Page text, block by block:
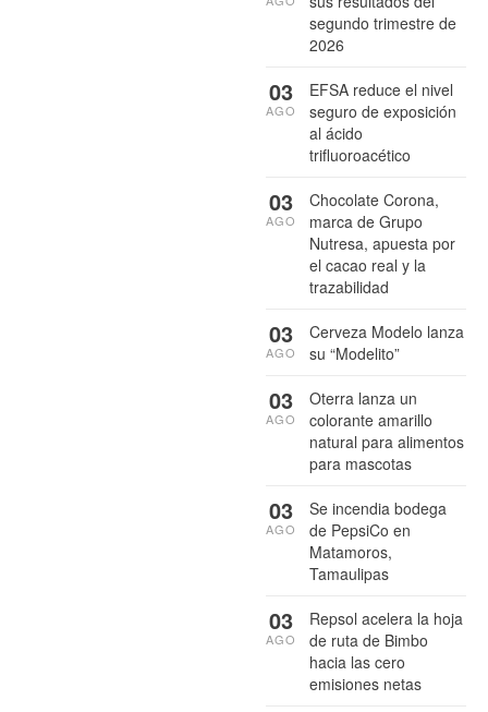
segundo trimestre de
2026
EFSA reduce el nivel
seguro de exposición
al ácido
trifluoroacético
03
AGO
Chocolate Corona,
marca de Grupo
Nutresa, apuesta por
el cacao real y la
trazabilidad
03
AGO
Cerveza Modelo lanza
su “Modelito”
03
AGO
Oterra lanza un
colorante amarillo
natural para alimentos
para mascotas
03
AGO
Se incendia bodega
de PepsiCo en
Matamoros,
Tamaulipas
03
AGO
Repsol acelera la hoja
de ruta de Bimbo
hacia las cero
emisiones netas
03
AGO